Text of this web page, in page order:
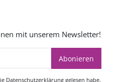
mit unserem Newsletter!
Abonieren
Datenschutzerklärunggelesen habe.